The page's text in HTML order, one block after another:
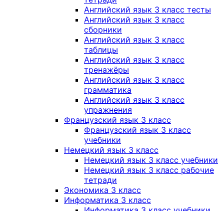
Английский язык 3 класс тесты
Английский язык 3 класс
сборники
Английский язык 3 класс
таблицы
Английский язык 3 класс
тренажёры
Английский язык 3 класс
грамматика
Английский язык 3 класс
упражнения
Французский язык 3 класс
Французский язык 3 класс
учебники
Немецкий язык 3 класс
Немецкий язык 3 класс учебники
Немецкий язык 3 класс рабочие
тетради
Экономика 3 класс
Информатика 3 класс